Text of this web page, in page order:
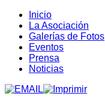
Inicio
La Asociación
Galerías de Fotos
Eventos
Prensa
Noticias